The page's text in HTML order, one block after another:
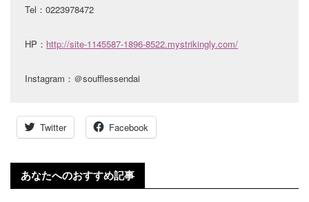
Tel：0223978472
HP： http://site-1145587-1896-8522.mystrikingly.com/
Instagram：＠soufflessendai
Twitter Facebook
あなたへのおすすめ記事